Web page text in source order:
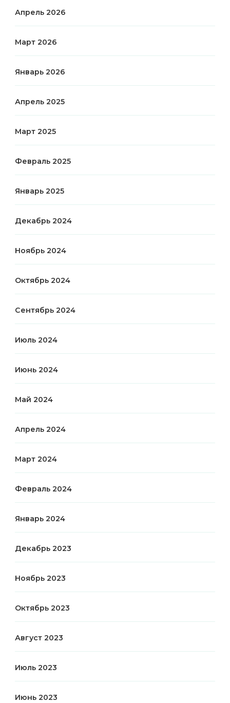
Апрель 2026
Март 2026
Январь 2026
Апрель 2025
Март 2025
Февраль 2025
Январь 2025
Декабрь 2024
Ноябрь 2024
Октябрь 2024
Сентябрь 2024
Июль 2024
Июнь 2024
Май 2024
Апрель 2024
Март 2024
Февраль 2024
Январь 2024
Декабрь 2023
Ноябрь 2023
Октябрь 2023
Август 2023
Июль 2023
Июнь 2023